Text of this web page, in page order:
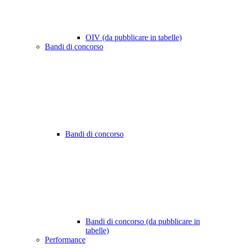
OIV (da pubblicare in tabelle)
Bandi di concorso
Bandi di concorso
Bandi di concorso (da pubblicare in
tabelle)
Performance